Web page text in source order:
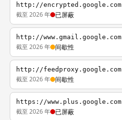
http://encrypted.google.com
截至 2026 年 已屏蔽
http://www.gmail.google.com
截至 2026 年 间歇性
http://feedproxy.google.com
截至 2026 年 间歇性
https://www.plus.google.com
截至 2026 年 已屏蔽